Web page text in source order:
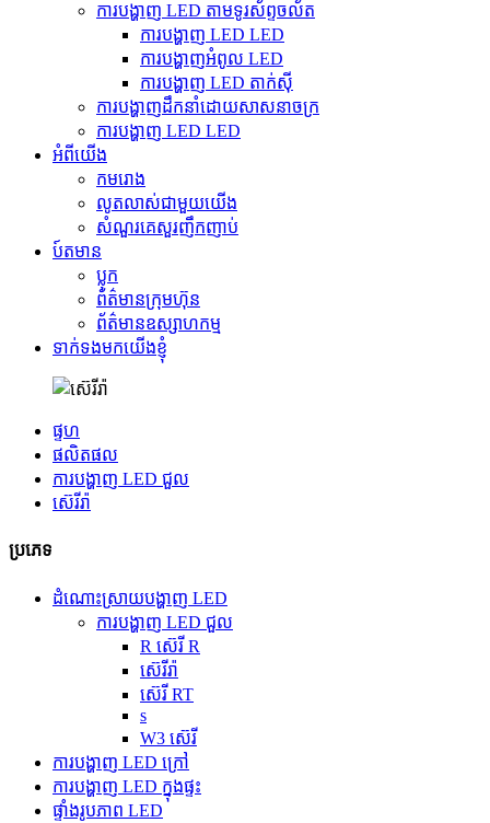
ការបង្ហាញ LED តាមទូរស័ព្ទចល័ត
ការបង្ហាញ LED LED
ការបង្ហាញអំពូល LED
ការបង្ហាញ LED តាក់ស៊ី
ការបង្ហាញដឹកនាំដោយសាសនាចក្រ
ការបង្ហាញ LED LED
អំពីយើង
កមរោង
លូតលាស់ជាមួយយើង
សំណួរគេសួរញឹកញាប់
ប៍តមាន
ប្លុក
ព័ត៌មានក្រុមហ៊ុន
ព័ត៌មានឧស្សាហកម្ម
ទាក់ទងមកយើងខ្ញុំ
ផ្ទហ
ផលិតផល
ការបង្ហាញ LED ជួល
ស៊េរីរ៉ា
ប្រភេទ
ដំណោះស្រាយបង្ហាញ LED
ការបង្ហាញ LED ជួល
R ស៊េរី R
ស៊េរីរ៉ា
ស៊េរី RT
s
W3 ស៊េរី
ការបង្ហាញ LED ក្រៅ
ការបង្ហាញ LED ក្នុងផ្ទះ
ផ្ទាំងរូបភាព LED